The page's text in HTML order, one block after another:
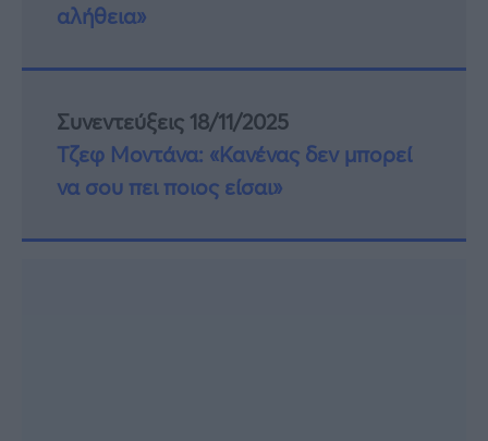
αλήθεια»
Συνεντεύξεις 18/11/2025
Τζεφ Μοντάνα: «Κανένας δεν μπορεί
να σου πει ποιος είσαι»